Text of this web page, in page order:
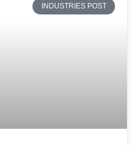
INDUSTRIES POST